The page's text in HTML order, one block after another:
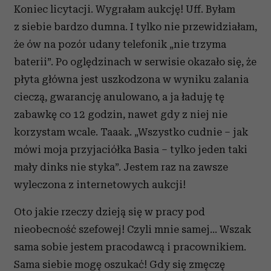
Koniec licytacji. Wygrałam aukcję! Uff. Byłam
z siebie bardzo dumna. I tylko nie przewidziałam,
że ów na pozór udany telefonik „nie trzyma
baterii”. Po oględzinach w serwisie okazało się, że
płyta główna jest uszkodzona w wyniku zalania
cieczą, gwarancję anulowano, a ja ładuję tę
zabawkę co 12 godzin, nawet gdy z niej nie
korzystam wcale. Taaak. „Wszystko cudnie – jak
mówi moja przyjaciółka Basia – tylko jeden taki
mały dinks nie styka”. Jestem raz na zawsze
wyleczona z internetowych aukcji!
Oto jakie rzeczy dzieją się w pracy pod
nieobecność szefowej! Czyli mnie samej… Wszak
sama sobie jestem pracodawcą i pracownikiem.
Sama siebie mogę oszukać! Gdy się zmęczę